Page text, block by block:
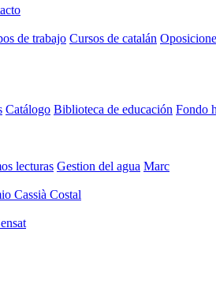
de trabajo Cursos de catalán
Catálogo Biblioteca de educación Fondo
lecturas Gestion del agua Marc
Cassià Costal